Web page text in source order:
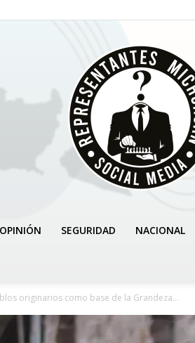
SEGURIDAD NACIONAL
originarios como base de la Grandeza...